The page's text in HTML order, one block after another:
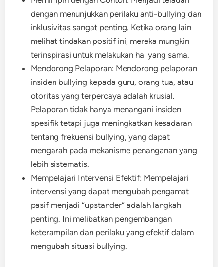
dengan menunjukkan perilaku anti-bullying dan
inklusivitas sangat penting. Ketika orang lain
melihat tindakan positif ini, mereka mungkin
terinspirasi untuk melakukan hal yang sama.
Mendorong Pelaporan: Mendorong pelaporan
insiden bullying kepada guru, orang tua, atau
otoritas yang terpercaya adalah krusial.
Pelaporan tidak hanya menangani insiden
spesifik tetapi juga meningkatkan kesadaran
tentang frekuensi bullying, yang dapat
mengarah pada mekanisme penanganan yang
lebih sistematis.
Mempelajari Intervensi Efektif: Mempelajari
intervensi yang dapat mengubah pengamat
pasif menjadi “upstander” adalah langkah
penting. Ini melibatkan pengembangan
keterampilan dan perilaku yang efektif dalam
mengubah situasi bullying.